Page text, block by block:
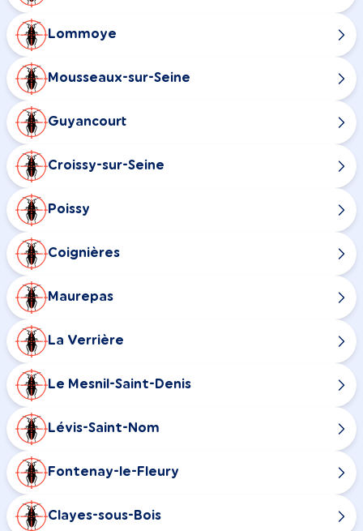
Lommoye
Mousseaux-sur-Seine
Guyancourt
Croissy-sur-Seine
Poissy
Coignières
Maurepas
La Verrière
Le Mesnil-Saint-Denis
Lévis-Saint-Nom
Fontenay-le-Fleury
Clayes-sous-Bois